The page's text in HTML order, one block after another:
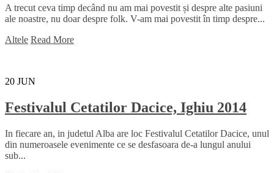
A trecut ceva timp decând nu am mai povestit și despre alte pasiuni
ale noastre, nu doar despre folk. V-am mai povestit în timp despre...
Altele Read More
20 JUN
Festivalul Cetatilor Dacice, Ighiu 2014
In fiecare an, in judetul Alba are loc Festivalul Cetatilor Dacice, unul
din numeroasele evenimente ce se desfasoara de-a lungul anului
sub...